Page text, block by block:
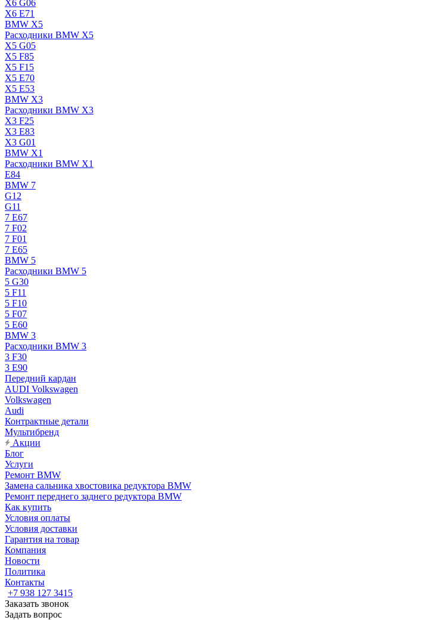
X6 G06
X6 E71
BMW X5
Расходники BMW X5
X5 G05
X5 F85
X5 F15
X5 E70
X5 E53
BMW X3
Расходники BMW X3
X3 F25
X3 E83
X3 G01
BMW X1
Расходники BMW X1
E84
BMW 7
G12
G11
7 Е67
7 F02
7 F01
7 E65
BMW 5
Расходники BMW 5
5 G30
5 F11
5 F10
5 F07
5 E60
BMW 3
Расходники BMW 3
3 F30
3 E90
Передний кардан
AUDI Volkswagen
Volkswagen
Audi
Контрактные детали
Мультибренд
Акции
Блог
Услуги
Ремонт BMW
Замена сальника хвостовика редуктора BMW
Ремонт переднего заднего редуктора BMW
Как купить
Условия оплаты
Условия доставки
Гарантия на товар
Компания
Новости
Политика
Контакты
+7 938 127 3415
Заказать звонок
Задать вопрос